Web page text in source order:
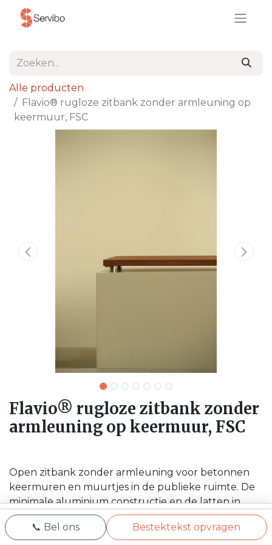
Alle producten
Flavio® rugloze zitbank zonder armleuning op
keermuur, FSC
Flavio® rugloze zitbank zonder
armleuning op keermuur, FSC
Open zitbank zonder armleuning voor betonnen
keermuren en muurtjes in de publieke ruimte. De
minimale aluminium constructie en de latten in
FSC-gecertificeerd tropisch hardhout integreren
discreet in de architectuur. Zonder armleuning
📞 Bel ons Bestektekst opvragen